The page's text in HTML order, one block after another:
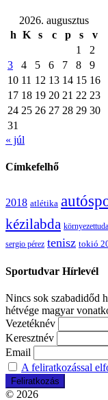
2026. augusztus
h K s c p s
v
1
2
3
4 5 6 7 8
9
10 11 12 13 14 15 16
17 18 19 20 21 22 23
24 25 26 27 28 29 30
31
« júl
Címkefelhő
2018 atlétika
kézilabda
sergio pérez tenisz tokió
Sportudvar Hírlevél
Nincs sok szabadidőd
hétvége magyar
Vezetéknév
Keresztnév
Email
A feliratkozással
© 2026